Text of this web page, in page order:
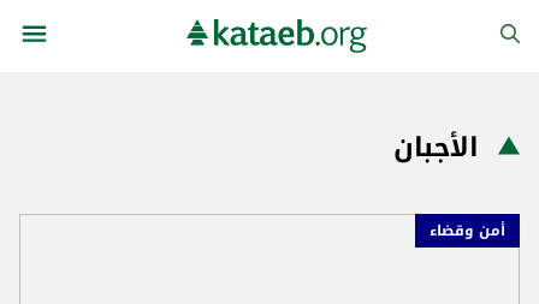
الأجبان
أمن وقضاء